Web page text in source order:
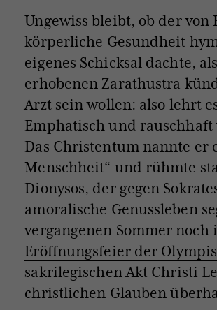
Ungewiss bleibt, ob der
körperliche Gesundheit
eigenes Schicksal dachte,
erhobenen Zarathustra
Arzt sein wollen: also lehrt
Emphatisch und rauschhaft
Das Christentum nannte er
Menschheit“ und rühmte
Dionysos, der gegen
amoralische Genussleben
vergangenen Sommer
Eröffnungsfeier der
sakrilegischen Akt Christi
christlichen Glauben